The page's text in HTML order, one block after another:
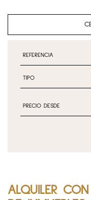
ALQUILER